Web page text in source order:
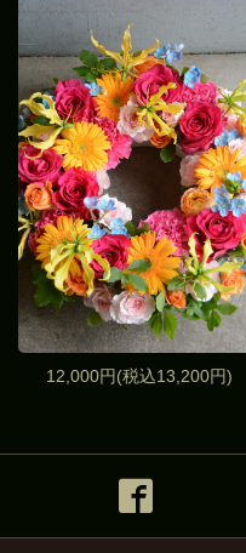
12,000円(税込13,200円)